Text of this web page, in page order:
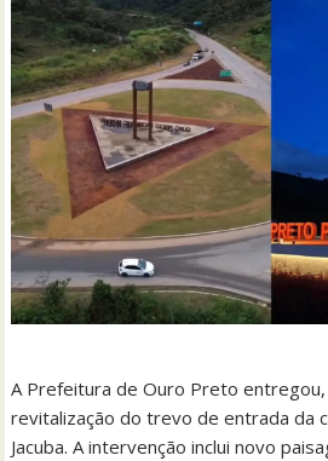
A Prefeitura de Ouro Preto
revitalização do trevo de entrada da
Jacuba. A intervenção inclui novo